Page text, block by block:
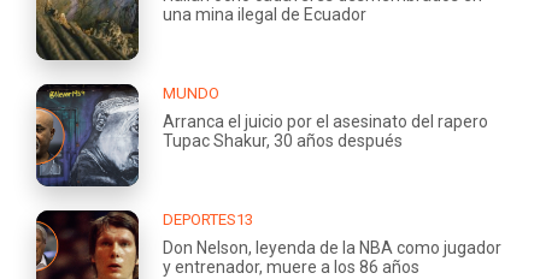
una mina ilegal de Ecuador
MUNDO
Arranca el juicio por el asesinato del rapero
Tupac Shakur, 30 años después
DEPORTES13
Don Nelson, leyenda de la NBA como jugador
y entrenador, muere a los 86 años